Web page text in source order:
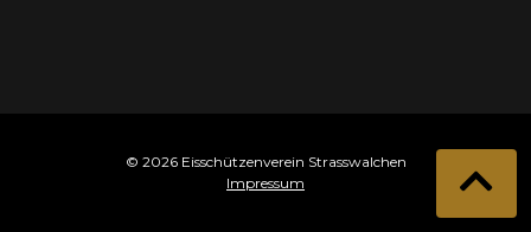
© 2026 Eisschützenverein Strasswalchen
Impressum